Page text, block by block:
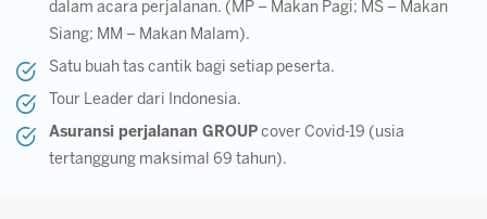
dalam acara perjalanan. (MP – Makan Pagi; MS – Makan
Siang; MM – Makan Malam).
Satu buah tas cantik bagi setiap peserta.
Tour Leader dari Indonesia.
Asuransi perjalanan GROUP cover Covid-19 (usia
tertanggung maksimal 69 tahun).